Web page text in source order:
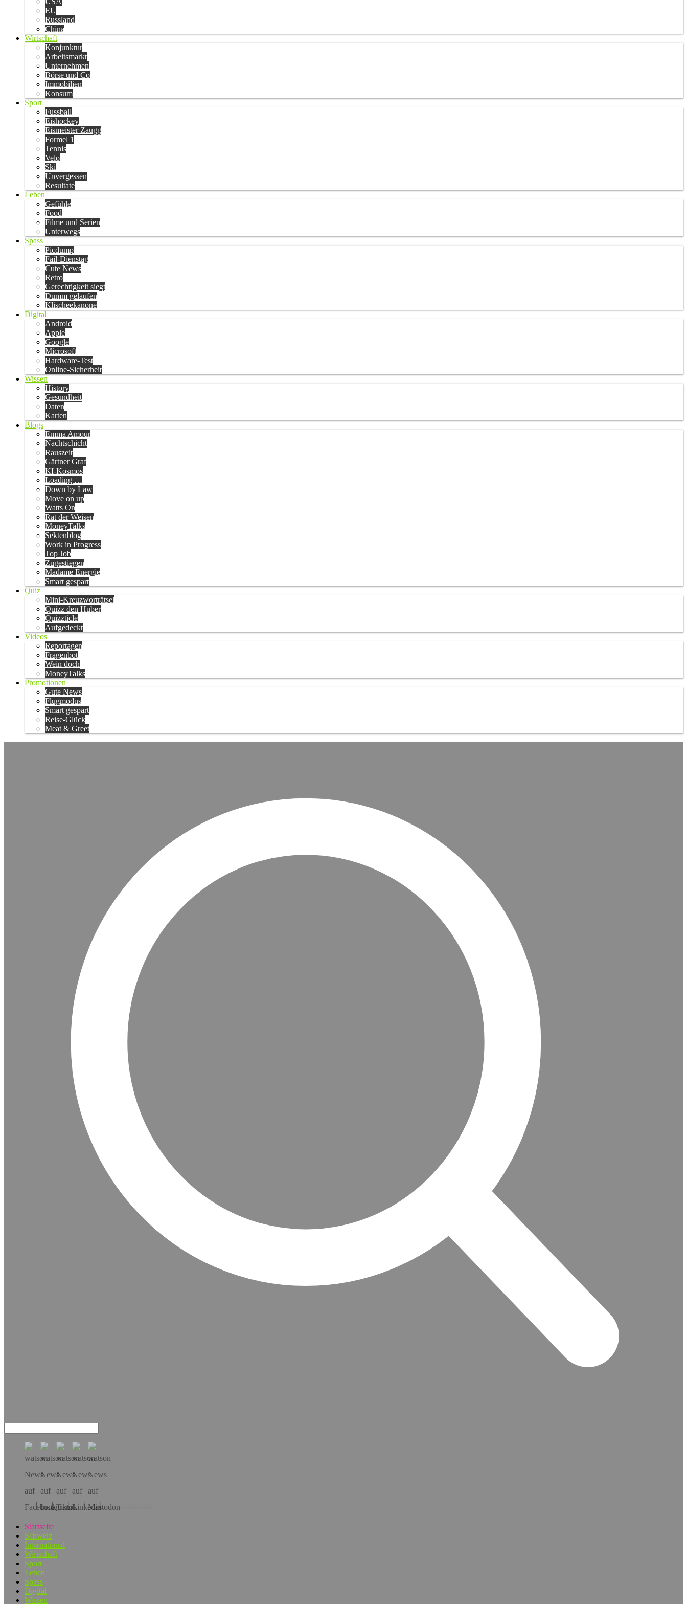
EU
Russland
China
Wirtschaft
Konjunktur
Arbeitsmarkt
Unternehmen
Börse und Co
Immobilien
Konsum
Sport
Fussball
Eishockey
Eismeister Zaugg
Formel 1
Tennis
Velo
Ski
Unvergessen
Resultate
Leben
Gefühle
Food
Filme und Serien
Unterwegs
Spass
Picdump
Fail-Dienstag
Cute News
Retro
Gerechtigkeit siegt
Dumm gelaufen
Klischeekanone
Digital
Android
Apple
Google
Microsoft
Hardware-Test
Online-Sicherheit
Wissen
History
Gesundheit
Daten
Karten
Blogs
Emma Amour
Nachtschicht
Rauszeit
Gärtner Graf
KI-Kosmos
Loading …
Down by Law
Move on up
Watts On
Rat der Weisen
MoneyTalks
Sektenblog
Work in Progress
Top Job
Zugestiegen
Madame Energie
Smart gespart
Quiz
Mini-Kreuzworträtsel
Quizz den Huber
Quizzticle
Aufgedeckt
Videos
Reportagen
Fragenbot
Wein doch
MoneyTalks
Promotionen
Gute News
Flugmodus
Smart gespart
Reise-Glück
Meat & Greet
Hol dir die App!
Startseite
Schweiz
International
Wirtschaft
Sport
Leben
Spass
Digital
Wissen